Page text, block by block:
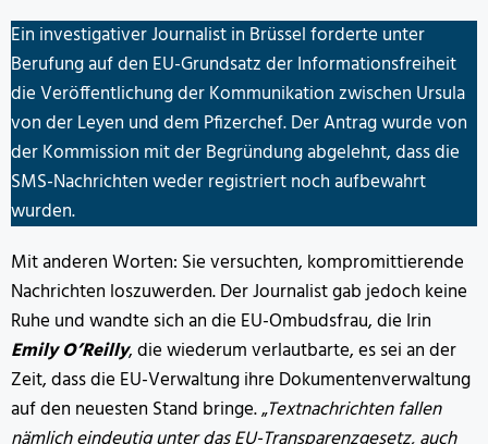
Ein investigativer Journalist in Brüssel forderte unter
Berufung auf den EU-Grundsatz der Informationsfreiheit
die Veröffentlichung der Kommunikation zwischen Ursula
von der Leyen und dem Pfizerchef. Der Antrag wurde von
der Kommission mit der Begründung abgelehnt, dass die
SMS-Nachrichten weder registriert noch aufbewahrt
wurden.
Mit anderen Worten: Sie versuchten, kompromittierende
Nachrichten loszuwerden. Der Journalist gab jedoch keine
Ruhe und wandte sich an die EU-Ombudsfrau, die Irin
Emily O’Reilly, die wiederum verlautbarte, es sei an der
Zeit, dass die EU-Verwaltung ihre Dokumentenverwaltung
auf den neuesten Stand bringe. „Textnachrichten fallen